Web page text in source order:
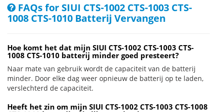
FAQs for SIUI CTS-1002 CTS-1003 CTS-
1008 CTS-1010 Batterij Vervangen
Hoe komt het dat mijn SIUI CTS-1002 CTS-1003 CTS-
1008 CTS-1010 batterij minder goed presteert?
Naar mate van gebruik wordt de capaciteit van de batterij
minder. Door elke dag weer opnieuw de batterij op te laden,
verslechterd de capaciteit.
Heeft het zin om mijn SIUI CTS-1002 CTS-1003 CTS-1008